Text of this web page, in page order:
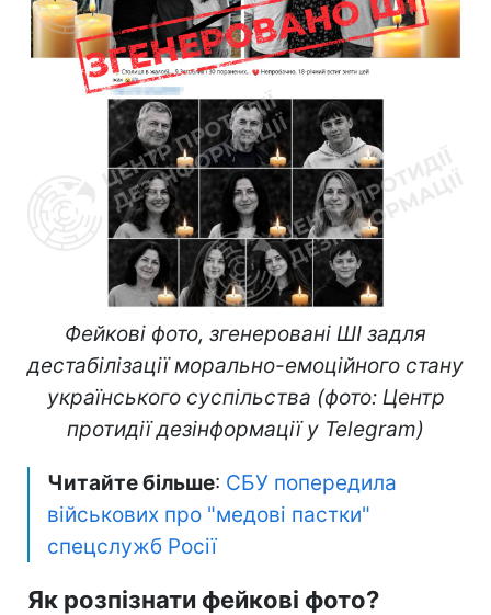
Фейкові фото, згенеровані ШІ задля
дестабілізації морально-емоційного стану
українського суспільства (фото: Центр
протидії дезінформації у Telegram)
Читайте більше: СБУ попередила
військових про "медові пастки"
спецслужб Росії
Як розпізнати фейкові фото?